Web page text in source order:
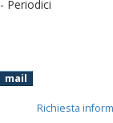
Periodici
mail
Richiesta